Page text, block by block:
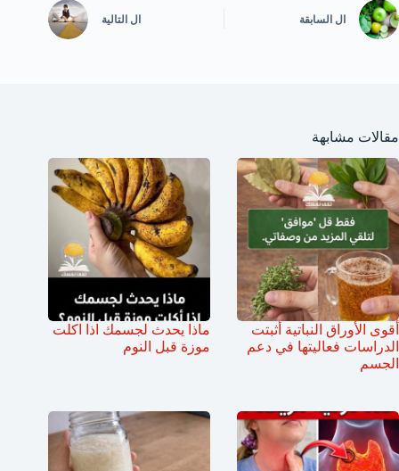
ال السابقة ال التالية
مقالات مشابهة
أقوى الأوراق النباتية أثبتت
الدراسات فعاليتها في دعم
الجسم
ماذا يحدث لجسمك اذا اكلت
موزة قبل النوم